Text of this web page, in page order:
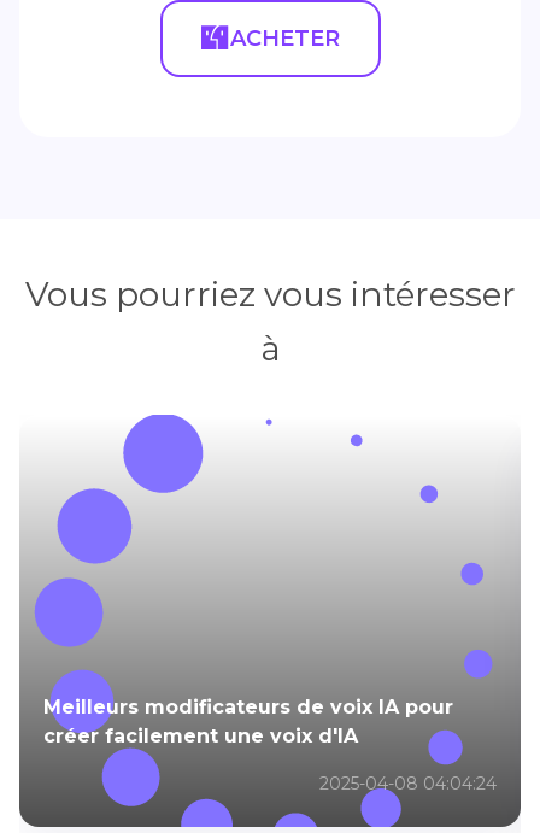
ACHETER
Vous pourriez vous intéresser
à
Meilleurs modificateurs de voix IA pour
créer facilement une voix d'IA
2025-04-08 04:04:24